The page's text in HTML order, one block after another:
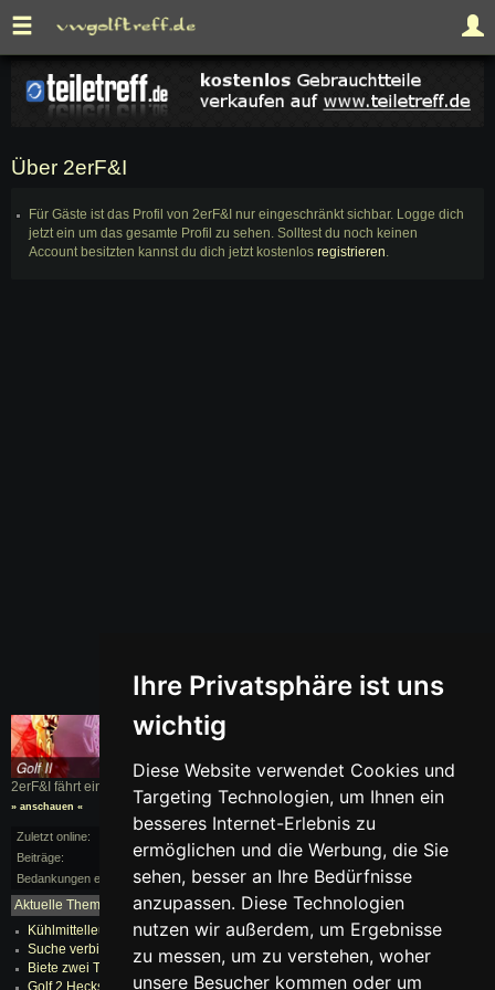
Ihre Privatsphäre ist uns
wichtig
Diese Website verwendet Cookies und
Targeting Technologien, um Ihnen ein
besseres Internet-Erlebnis zu
ermöglichen und die Werbung, die Sie
sehen, besser an Ihre Bedürfnisse
anzupassen. Diese Technologien
nutzen wir außerdem, um Ergebnisse
zu messen, um zu verstehen, woher
unsere Besucher kommen oder um
Über 2erF&I
Für Gäste ist das Profil von 2erF&I nur eingeschränkt sichbar. Logge dich
jetzt ein um das gesamte Profil zu sehen. Solltest du noch keinen
Account besitzten kannst du dich jetzt kostenlos registrieren.
2erF&I fährt einen Golf II , BJ. 1991
» anschauen «
Zuletzt online:
Beiträge:
Bedankungen erhalten:
Aktuelle Themen:
Kühlmittelleuchte Blinkt Golf 2 RP
Suche verbinder !
Biete zwei Tages Tickets fürs VW Blasen am Weekend